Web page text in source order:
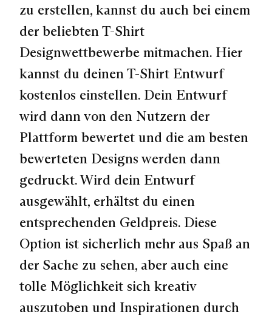
zu erstellen, kannst du auch bei einem
der beliebten T-Shirt
Designwettbewerbe mitmachen. Hier
kannst du deinen T-Shirt Entwurf
kostenlos einstellen. Dein Entwurf
wird dann von den Nutzern der
Plattform bewertet und die am besten
bewerteten Designs werden dann
gedruckt. Wird dein Entwurf
ausgewählt, erhältst du einen
entsprechenden Geldpreis. Diese
Option ist sicherlich mehr aus Spaß an
der Sache zu sehen, aber auch eine
tolle Möglichkeit sich kreativ
auszutoben und Inspirationen durch